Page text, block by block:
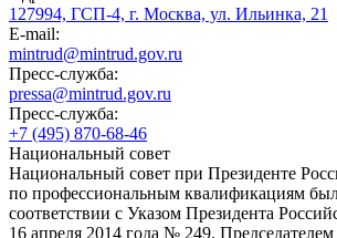
127994, ГСП-4, г. Москва, ул. Ильинка, 21
E-mail:
mintrud@mintrud.gov.ru
Пресс-служба:
pressa@mintrud.gov.ru
Пресс-служба:
+7 (495) 870-68-46
Национальный совет
Национальный совет при Президенте
по профессиональным квалификациям
соответствии с Указом Президента
16 апреля 2014 года № 249.